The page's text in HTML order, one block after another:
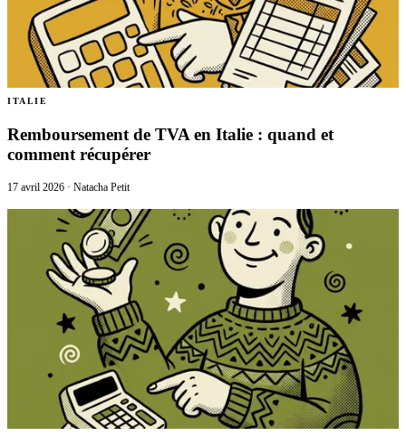
ITALIE
Remboursement de TVA en Italie : quand et
comment récupérer
17 avril 2026 · Natacha Petit